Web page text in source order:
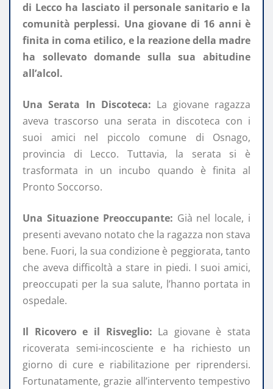
di Lecco ha lasciato il personale sanitario e la
comunità perplessi. Una giovane di 16 anni è
finita in coma etilico, e la reazione della madre
ha sollevato domande sulla sua abitudine
all’alcol.
Una Serata In Discoteca: La giovane ragazza
aveva trascorso una serata in discoteca con i
suoi amici nel piccolo comune di Osnago,
provincia di Lecco. Tuttavia, la serata si è
trasformata in un incubo quando è finita al
Pronto Soccorso.
Una Situazione Preoccupante: Già nel locale, i
presenti avevano notato che la ragazza non stava
bene. Fuori, la sua condizione è peggiorata, tanto
che aveva difficoltà a stare in piedi. I suoi amici,
preoccupati per la sua salute, l’hanno portata in
ospedale.
Il Ricovero e il Risveglio: La giovane è stata
ricoverata semi-incosciente e ha richiesto un
giorno di cure e riabilitazione per riprendersi.
Fortunatamente, grazie all’intervento tempestivo